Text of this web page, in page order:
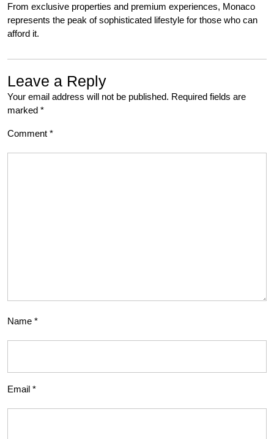
From exclusive properties and premium experiences, Monaco
represents the peak of sophisticated lifestyle for those who can
afford it.
Leave a Reply
Your email address will not be published. Required fields are
marked *
Comment *
Name *
Email *